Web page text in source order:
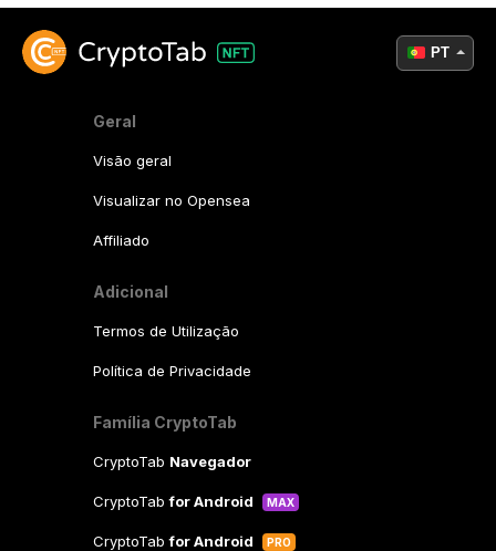
Geral
Visão geral
Visualizar no Opensea
Affiliado
Adicional
Termos de Utilização
Política de Privacidade
Família CryptoTab
CryptoTab Navegador
CryptoTabfor Android MAX
CryptoTabfor Android PRO
PT